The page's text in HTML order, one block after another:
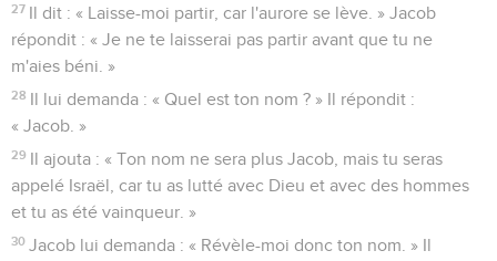
27 Il dit : « Laisse-moi partir, car l'aurore se lève. » Jacob
répondit : « Je ne te laisserai pas partir avant que tu ne
m'aies béni. »
28 Il lui demanda : « Quel est ton nom ? » Il répondit :
« Jacob. »
29 Il ajouta : « Ton nom ne sera plus Jacob, mais tu seras
appelé Israël, car tu as lutté avec Dieu et avec des hommes
et tu as été vainqueur. »
30 Jacob lui demanda : « Révèle-moi donc ton nom. » Il